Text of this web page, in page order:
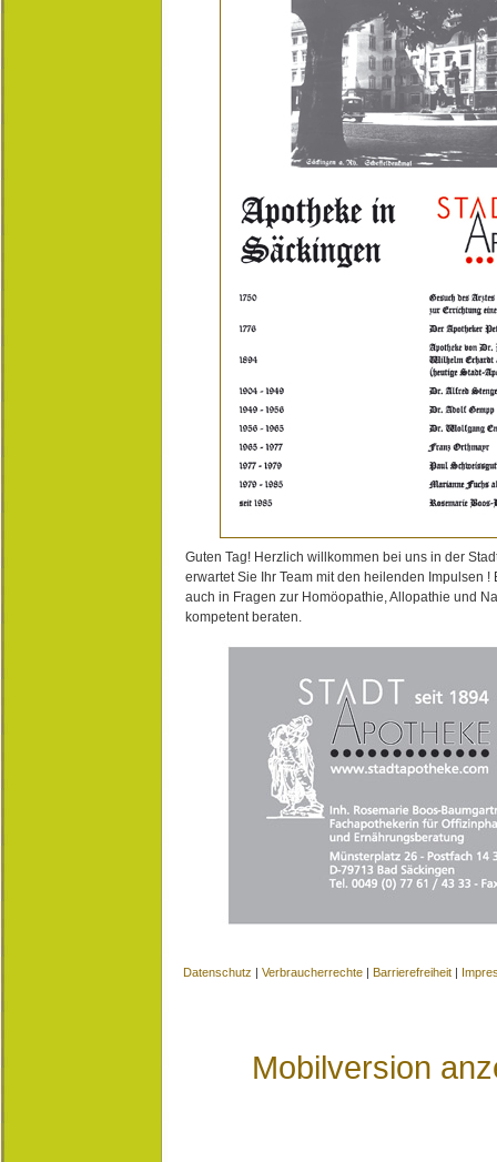
Guten Tag! Herzlich willkommen bei uns in der
erwartet Sie Ihr Team mit den heilenden Impulsen !
auch in Fragen zur Homöopathie, Allopathie und
kompetent beraten.
Datenschutz | Verbraucherrechte | Barrierefreiheit |
Mobilversion